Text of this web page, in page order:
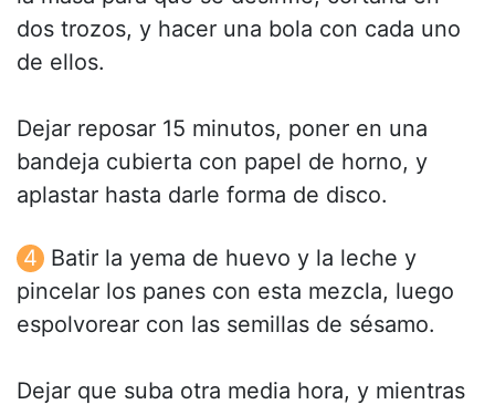
dos trozos, y hacer una bola con cada uno
de ellos.
Dejar reposar 15 minutos, poner en una
bandeja cubierta con papel de horno, y
aplastar hasta darle forma de disco.
Batir la yema de huevo y la leche y
pincelar los panes con esta mezcla, luego
espolvorear con las semillas de sésamo.
Dejar que suba otra media hora, y mientras